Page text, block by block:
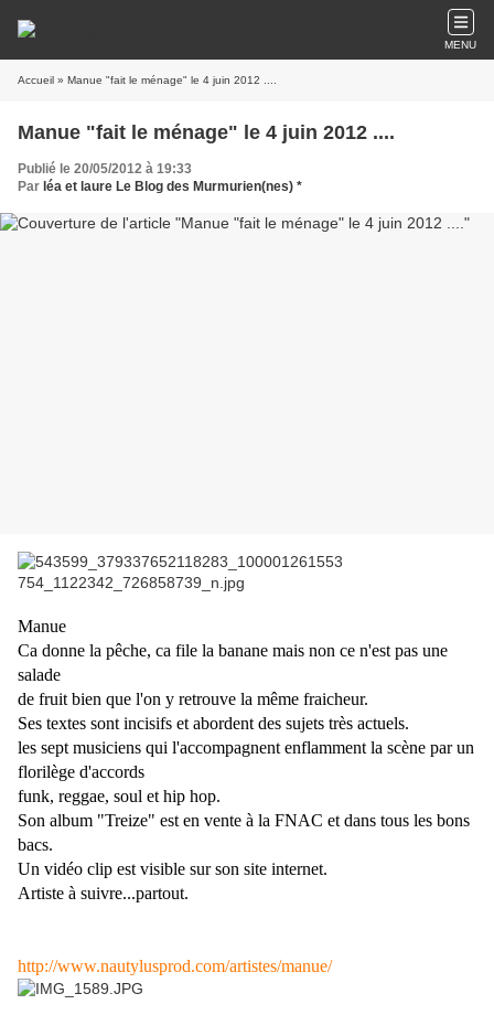
MENU
Accueil » Manue "fait le ménage" le 4 juin 2012 ....
Manue "fait le ménage" le 4 juin 2012 ....
Publié le 20/05/2012 à 19:33
Par léa et laure Le Blog des Murmurien(nes) *
Manue
Ca donne la pêche, ca file la banane mais non ce n'est pas une
salade
de fruit bien que l'on y retrouve la même fraicheur.
Ses textes sont incisifs et abordent des sujets très actuels.
les sept musiciens qui l'accompagnent enflamment la scène par un
florilège d'accords
funk, reggae, soul et hip hop.
Son album "Treize" est en vente à la FNAC et dans tous les bons
bacs.
Un vidéo clip est visible sur son site internet.
Artiste à suivre...partout.
http://www.nautylusprod.com/artistes/manue/